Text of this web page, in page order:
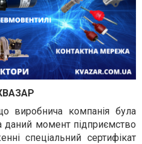
виробнича компанія була
момент підприємство
спеціальний сертифікат